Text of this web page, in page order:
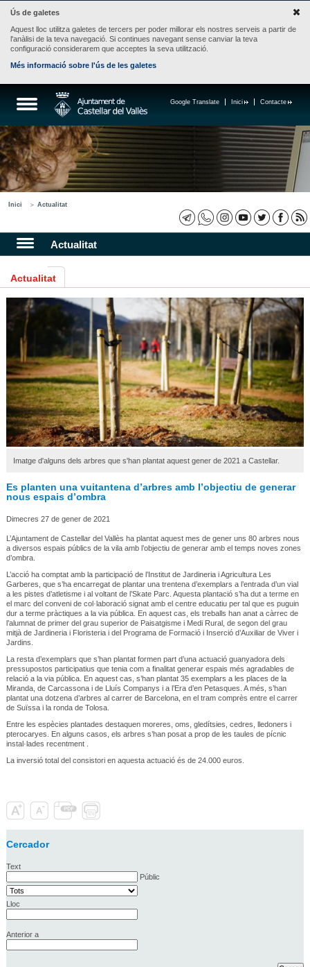
Ús de galetes
Aquest lloc utilitza galetes de tercers per poder millorar els nostres serveis a partir de
l'anàlisi de la teva navegació. Si continues navegant sense canviar la teva
configuració considerarem que acceptes la seva utilització.
Més informació sobre l'ús de les galetes
Contacte
Inici
Google Translate
Inici Actualitat
Actualitat
Actualitat
Imatge d'alguns dels arbres que s'han plantat aquest gener de 2021 a Castellar.
Es planten una vuitantena d’arbres amb l’objectiu de generar
nous espais d’ombra
Dimecres 27 de gener de 2021
L’Ajuntament de Castellar del Vallès ha plantat aquest mes de gener uns 80 arbres nous
a diversos espais públics de la vila amb l’objectiu de generar amb el temps noves zones
d’ombra.
L’acció ha comptat amb la participació de l’Institut de Jardineria i Agricultura Les
Garberes, que s’ha encarregat de plantar una trentena d’exemplars a l’entrada d’un vial
a les pistes d’atletisme i al voltant de l’Skate Parc. Aquesta plantació s’ha dut a terme en
el marc del conveni de col·laboració signat amb el centre educatiu per tal que es puguin
dur a terme pràctiques a la via pública. En aquest cas, els treballs han anat a càrrec de
l’alumnat de primer del grau superior de Paisatgisme i Medi Rural, de segon del grau
mitjà de Jardineria i Floristeria i del Programa de Formació i Inserció d’Auxiliar de Viver i
Jardins.
La resta d’exemplars que s’han plantat formen part d’una actuació guanyadora dels
pressupostos participatius que tenia com a finalitat generar espais més agradables de
relació a la via pública. En aquest cas, s’han plantat 35 exemplars a les places de la
Miranda, de Carcassona i de Lluís Companys i a l’Era d’en Petasques. A més, s’han
plantat una dotzena d’arbres al carrer de Barcelona, en el tram comprès entre el carrer
de Suïssa i la ronda de Tolosa.
Entre les espècies plantades destaquen moreres, oms, gledítsies, cedres, lledoners i
pterocaryes. En alguns casos, els arbres s’han posat a prop de les taules de pícnic
instal·lades recentment .
La inversió total del consistori en aquesta actuació és de 24.000 euros.
Cercador
Text
Públic
Lloc
Anterior a